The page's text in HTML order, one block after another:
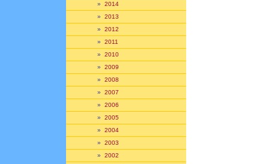
» 2014
» 2013
» 2012
» 2011
» 2010
» 2009
» 2008
» 2007
» 2006
» 2005
» 2004
» 2003
» 2002